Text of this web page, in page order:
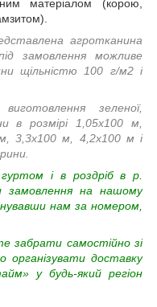
матеріалом (корою,
агротканина
замовлення можливе
щільністю 100 г/м2 і
зеленої,
в розмірі 1,05х100 м,
3,3х100 м, 4,2х100 м і
гуртом і в роздріб в р.
на нашому
нам за номером,
забрати самостійно зі
організувати доставку
у будь-який регіон